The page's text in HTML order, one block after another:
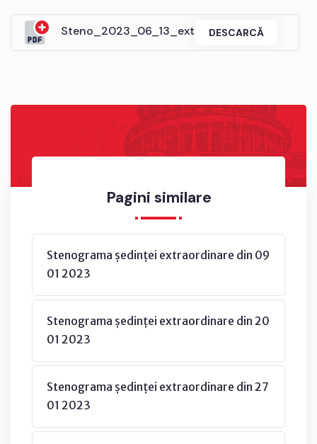
Pagini similare
Stenograma ședinței extraordinare din 09
01 2023
Stenograma ședinței extraordinare din 20
01 2023
Stenograma ședinței extraordinare din 27
01 2023
Steno_2023_06_13_extra.docx.pdf
DESCARCĂ